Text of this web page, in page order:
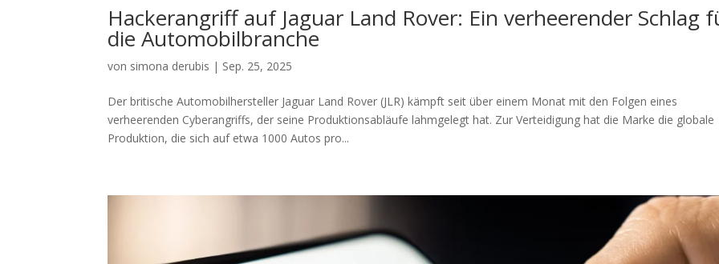
Hackerangriff auf Jaguar Land Rover: Ein verheerender Schlag
die Automobilbranche
von simona derubis | Sep. 25, 2025
Der britische Automobilhersteller Jaguar Land Rover (JLR) kämpft seit über einem Monat mit den Folgen eines
verheerenden Cyberangriffs, der seine Produktionsabläufe lahmgelegt hat. Zur Verteidigung hat die Marke die globale
Produktion, die sich auf etwa 1000 Autos pro...